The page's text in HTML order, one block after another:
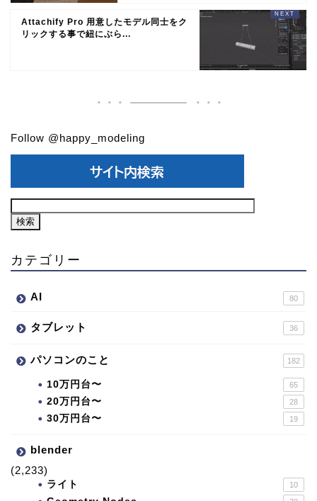
Attachify Pro 用意したモデル同士をク
リックする事で紐にぶら...
Follow @happy_modeling
カテゴリー
AI 80
タブレット 36
パソコンのこと 182
10万円台〜 65
20万円台〜 28
30万円台〜 19
blender
(2,233)
ライト 10